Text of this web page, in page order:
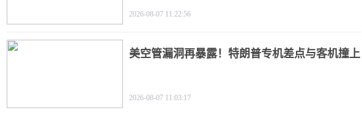
2026-08-07 11:22:56
美空管漏洞再暴露！特朗普专机差点与客机撞上
2026-08-07 11:03:17